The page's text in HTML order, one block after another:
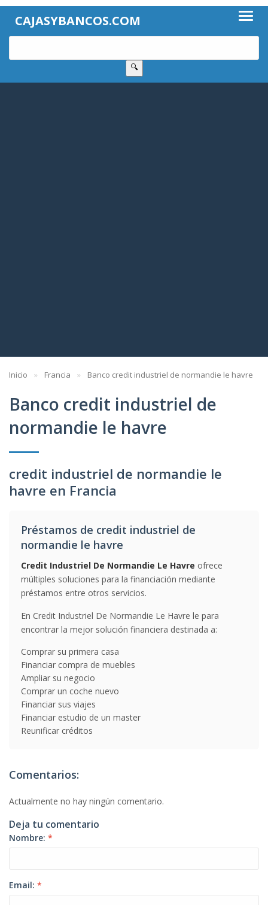
CAJASYBANCOS.COM
🔍
Inicio Francia Banco credit industriel de normandie le havre
Banco credit industriel de
normandie le havre
credit industriel de normandie le
havre en Francia
Préstamos de credit industriel de
normandie le havre
Credit Industriel De Normandie Le Havre ofrece
múltiples soluciones para la financiación mediante
préstamos entre otros servicios.
En Credit Industriel De Normandie Le Havre le para
encontrar la mejor solución financiera destinada a:
Comprar su primera casa
Financiar compra de muebles
Ampliar su negocio
Comprar un coche nuevo
Financiar sus viajes
Financiar estudio de un master
Reunificar créditos
Comentarios:
Actualmente no hay ningún comentario.
Deja tu comentario
Nombre: *
Email: *